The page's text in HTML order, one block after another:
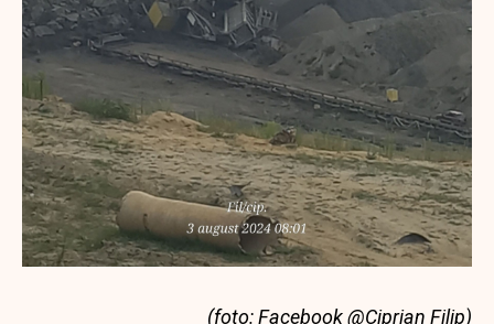
(foto: Facebook @Ciprian Filip)